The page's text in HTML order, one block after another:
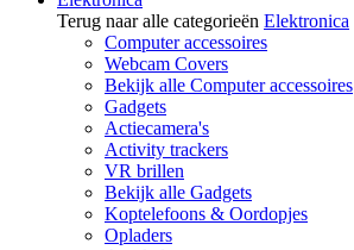
Terug naar alle categorieën Elektronica
Computer accessoires
Webcam Covers
Bekijk alle Computer accessoires
Gadgets
Actiecamera's
Activity trackers
VR brillen
Bekijk alle Gadgets
Koptelefoons & Oordopjes
Opladers